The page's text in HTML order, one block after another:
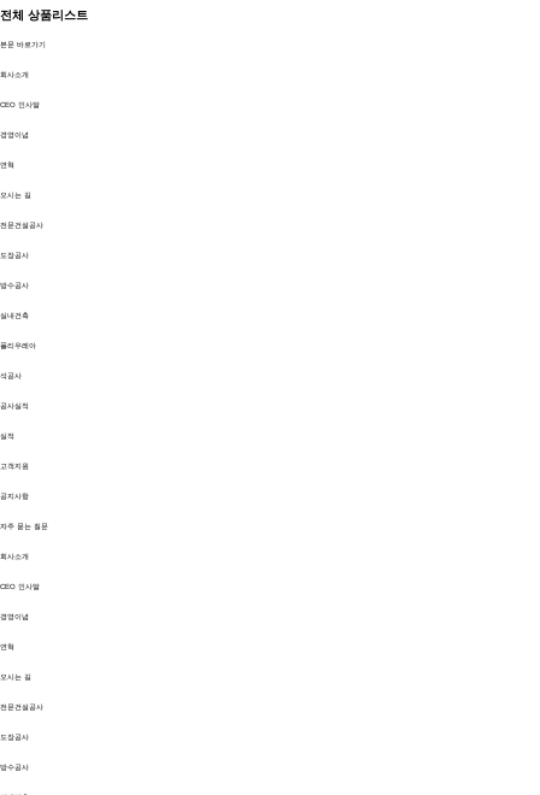
전체 상품리스트
본문 바로가기
회사소개
CEO 인사말
경영이념
연혁
오시는 길
전문건설공사
도장공사
방수공사
실내건축
폴리우레아
석공사
공사실적
실적
고객지원
공지사항
자주 묻는 질문
회사소개
CEO 인사말
경영이념
연혁
오시는 길
전문건설공사
도장공사
방수공사